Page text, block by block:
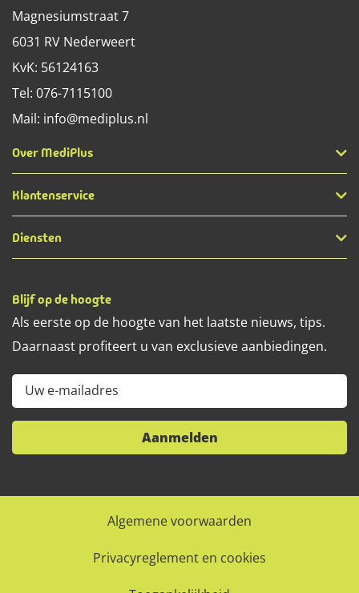
Magnesiumstraat 7
6031 RV Nederweert
KvK: 56124163
Tel: 076-7115100
Mail: info@mediplus.nl
Over MediPlus
Klantenservice
Diensten
Blijf op de hoogte
Als eerste op de hoogte van het laatste nieuws, tips.
Daarnaast profiteert u van exclusieve aanbiedingen.
Uw e-mailadres
Aanmelden
Algemene voorwaarden
Privacyreglement en cookies